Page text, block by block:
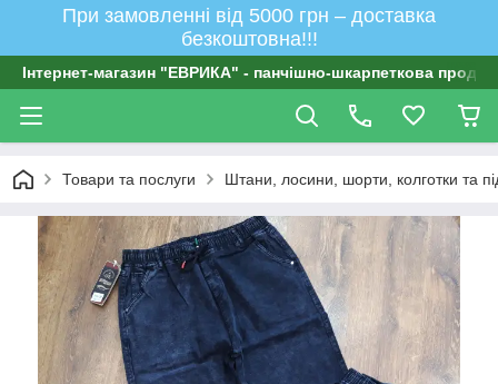
При замовленні від 5000 грн – доставка
безкоштовна!!!
Інтернет-магазин "ЕВРИКА" - панчішно-шкарпеткова
Товари та послуги Штани, лосини, шорти, колготки та